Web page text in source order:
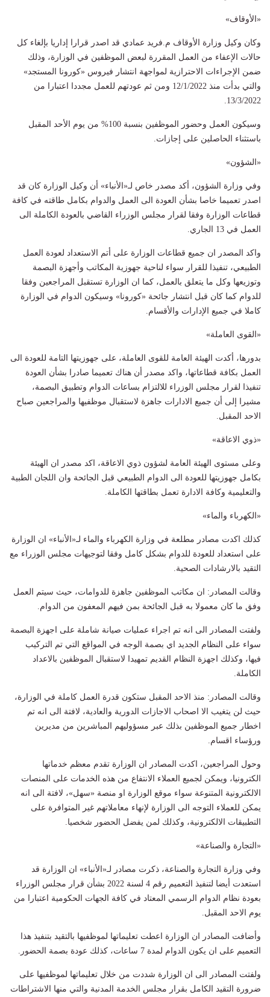
«الأوقاف»
وكان وكيل وزارة الأوقاف م.فريد عمادي قد اصدر قرارا إداريا بإلغاء كل
حالات الإعفاء من العمل المقررة لبعض الموظفين في الوزارة، وذلك
ضمن الإجراءات الاحترازية لمواجهة انتشار فيروس «كورونا المستجد»
والتي بدأت منذ 12/1/2022 ومن ثم عودتهم للعمل مجددا اعتبارا من
13/3/2022.
وسيكون العمل وحضور الموظفين بنسبة 100% من يوم الأحد المقبل
باستثناء الحاصلين على إجازات.
«الشؤون»
وفي وزارة الشؤون، أكد مصدر خاص لـ«الأنباء» أن وكيل الوزارة كان قد
اصدر تعميما خاصا بشأن العودة الى العمل والدوام بكامل طاقته في كافة
قطاعات الوزارة وفقا لقرار مجلس الوزراء القاضي بالعودة الكاملة الى
العمل في 13 الجاري.
واكد المصدر ان جميع قطاعات الوزارة على أتم الاستعداد لعودة العمل
الطبيعي، تنفيذا للقرار سواء لناحية جهوزية المكاتب وأجهزة البصمة
وتوزيعها وكل ما يتعلق بالعمل، كما ان الوزارة تستقبل المراجعين وفقا
للدوام كما كان قبل انتشار جائحة «كورونا» وسيكون الدوام في الوزارة
كاملا في جميع الإدارات والأقسام.
«القوى العاملة»
بدورها، أكدت الهيئة العامة للقوى العاملة، على جهوزيتها التامة للعودة الى
العمل بكافة قطاعاتها، واكد مصدر أن هناك تعميما صادرا بشأن العودة
تنفيذا لقرار مجلس الوزراء للالتزام بساعات الدوام وتطبيق البصمة،
مشيرا إلى أن جميع الادارات جاهزة لاستقبال موظفيها والمراجعين صباح
الاحد المقبل.
«ذوي الاعاقة»
وعلى مستوى الهيئة العامة لشؤون ذوي الاعاقة، اكد مصدر ان الهيئة
بكامل جهوزيتها للعودة الى الدوام الطبيعي قبل الجائحة وان اللجان الطبية
والتعليمية وكافة الادارة تعمل بطاقتها الكاملة.
«الكهرباء والماء»
كذلك اكدت مصادر مطلعة في وزارة الكهرباء والماء لـ«الأنباء» ان الوزارة
على استعداد للعودة للدوام بشكل كامل وفقا لتوجيهات مجلس الوزراء مع
التقيد بالارشادات الصحية.
وقالت المصادر: ان مكاتب الموظفين جاهزة للدوامات، حيث سيتم العمل
وفق ما كان معمولا به قبل الجائحة بمن فيهم المعفون من الدوام.
ولفتت المصادر الى انه تم اجراء عمليات صيانة شاملة على اجهزة البصمة
سواء على النظام الجديد اي بصمة الوجه في المواقع التي تم التركيب
فيها، وكذلك اجهزة النظام القديم تمهيدا لاستقبال الموظفين بالاعداد
الكاملة.
وقالت المصادر: منذ الاحد المقبل ستكون قدرة العمل كاملة في الوزارة،
حيث لن يتغيب الا اصحاب الاجازات الدورية والعادية، لافتة الى انه تم
اخطار جميع الموظفين بذلك عبر مسؤوليهم المباشرين من مديرين
ورؤساء اقسام.
وحول المراجعين، اكدت المصادر ان الوزارة تقدم معظم خدماتها
الكترونيا، ويمكن لجميع العملاء الانتفاع من هذه الخدمات على المنصات
الالكترونية المتنوعة سواء موقع الوزارة او منصة «سهل»، لافتة الى انه
يمكن للعملاء التوجه الى الوزارة لإنهاء معاملاتهم غير المتوافرة على
التطبيقات الالكترونية، وكذلك لمن يفضل الحضور شخصيا.
«التجارة والصناعة»
وفي وزارة التجارة والصناعة، ذكرت مصادر لـ«الأنباء» ان الوزارة قد
استعدت أيضا لتنفيذ التعميم رقم 4 لسنة 2022 بشأن قرار مجلس الوزراء
بعودة نظام الدوام الرسمي المعتاد في كافة الجهات الحكومية اعتبارا من
يوم الاحد المقبل.
وأضافت المصادر ان الوزارة اعطت تعليماتها لموظفيها بالتقيد بتنفيذ هذا
التعميم على ان يكون الدوام لمدة 7 ساعات، كذلك عودة بصمة الحضور.
ولفتت المصادر الى ان الوزارة شددت من خلال تعليماتها لموظفيها على
ضرورة التقيد الكامل بقرار مجلس الخدمة المدنية والتي منها الاشتراطات